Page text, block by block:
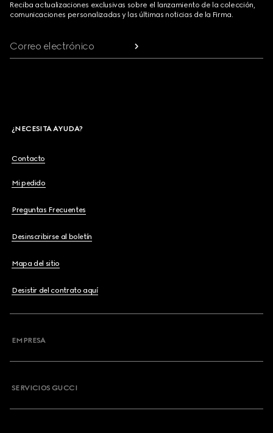
Reciba actualizaciones exclusivas sobre el lanzamiento de la colección,
comunicaciones personalizadas y las últimas noticias de la Firma.
Correo electrónico
¿NECESITA AYUDA?
Contacto
Mi pedido
Preguntas Frecuentes
Desinscribirse al boletín
Mapa del sitio
Desistir del contrato aquí
EMPRESA
SERVICIOS GUCCI